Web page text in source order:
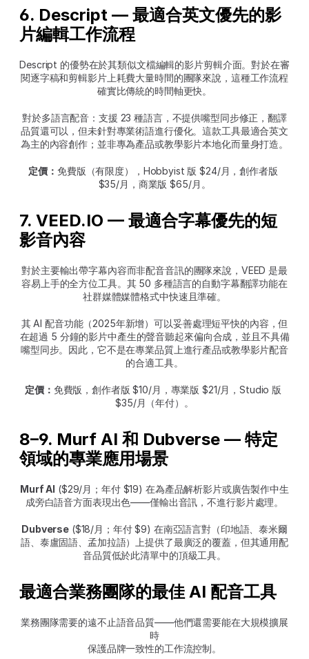
6. Descript — 最適合英文優先的影
片編輯工作流程
Descript 的優勢在於其類似文檔編輯的影片剪輯介面。對於在審
閱逐字稿和剪輯影片上耗費大量時間的團隊來說，這種工作流程
確實比傳統的時間軸更快。
對於多語言配音：支援 23 種語言，不提供嘴型同步修正，翻譯
品質還可以，但未針對專業術語進行優化。這款工具最適合英文
為主的內容創作；並非專為產品或教學影片本地化而量身打造。
定價： 免費版（有限度），Hobbyist 版 $24/月，創作者版
$35/月，商業版 $65/月。
7. VEED.IO — 最適合字幕優先的短
影音內容
對於主要輸出帶字幕內容而非配音音訊的團隊來說，VEED 是最
容易上手的全方位工具。其 50 多種語言的自動字幕翻譯功能在
社群媒體媒體格式中快速且準確。
其 AI 配音功能（2025年新增）可以妥善處理短平快的內容，但
在超過 5 分鐘的影片中產生的聲音聽起來偏向合成，並且不具備
嘴型同步。因此，它不是在專業品質上進行產品或教學影片配音
的合適工具。
定價： 免費版，創作者版 $10/月，專業版 $21/月，Studio 版
$35/月（年付）。
8–9. Murf AI 和 Dubverse — 特定
領域的專業應用場景
Murf AI ($29/月；年付 $19) 在為產品解析影片或廣告製作中生
成旁白語音方面表現出色——僅輸出音訊，不進行影片處理。
Dubverse ($18/月；年付 $9) 在南亞語言對（印地語、泰米爾
語、泰盧固語、孟加拉語）上提供了最廣泛的覆蓋，但其通用配
音品質低於此清單中的頂級工具。
最適合業務團隊的最佳 AI 配音工具
業務團隊需要的遠不止語音品質——他們還需要能在大規模擴展
時
保護品牌一致性的工作流控制。